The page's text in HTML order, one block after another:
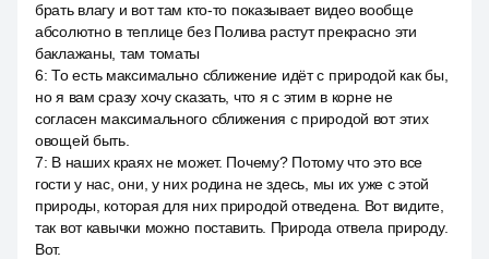
брать влагу и вот там кто-то показывает видео вообще
абсолютно в теплице без Полива растут прекрасно эти
баклажаны, там томаты
6:То есть максимально сближение идёт с природой как бы,
но я вам сразу хочу сказать, что я с этим в корне не
согласен максимального сближения с природой вот этих
овощей быть.
7: В наших краях не может. Почему? Потому что это все
гости у нас, они, у них родина не здесь, мы их уже с этой
природы, которая для них природой отведена. Вот видите,
так вот кавычки можно поставить. Природа отвела природу.
Вот.